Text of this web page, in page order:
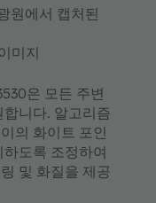
원에서 캡처된
미지
은 모든 주변
니다. 알고리즘
의 화이트 포인
도록 조정하여
및 화질을 제공